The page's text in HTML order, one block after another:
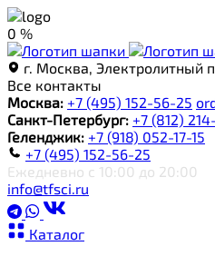
0 %
г. Москва, Электролитный
Все контакты
Москва: +7 (495) 152-56-25
Санкт-Петербург: +7 (812)
Геленджик: +7 (918) 052-17-15
+7 (495) 152-56-25
Ежедневно с 10:00 до 20:00
info@tfsci.ru
Каталог